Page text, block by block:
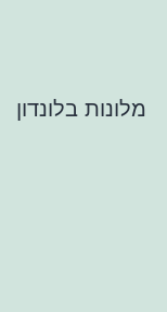
מלונות בלונדון